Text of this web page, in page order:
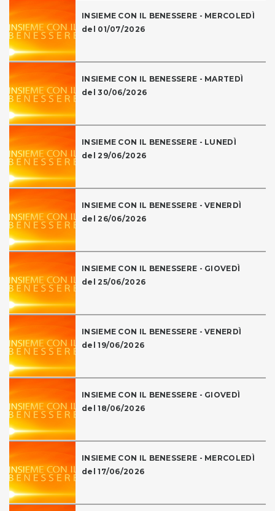
INSIEME CON IL BENESSERE - MERCOLEDÌ
del 01/07/2026
INSIEME CON IL BENESSERE - MARTEDÌ
del 30/06/2026
INSIEME CON IL BENESSERE - LUNEDÌ
del 29/06/2026
INSIEME CON IL BENESSERE - VENERDÌ
del 26/06/2026
INSIEME CON IL BENESSERE - GIOVEDÌ
del 25/06/2026
INSIEME CON IL BENESSERE - VENERDÌ
del 19/06/2026
INSIEME CON IL BENESSERE - GIOVEDÌ
del 18/06/2026
INSIEME CON IL BENESSERE - MERCOLEDÌ
del 17/06/2026